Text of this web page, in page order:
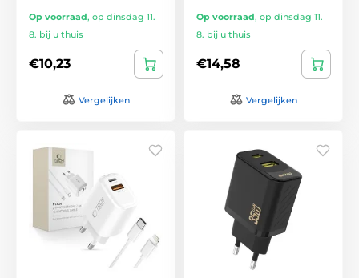
Op voorraad, op dinsdag 11.
8. bij u thuis
€10,23
Vergelijken
Op voorraad, op dinsdag 11.
8. bij u thuis
€14,58
Vergelijken